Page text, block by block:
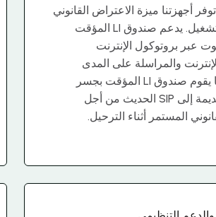
أجهزتنا ميزة الاعتراض القانوني
للتوصيل والتشغيل. يدعم صندوق LI المؤقت
عبر بروتوكول الإنترنت
والمراسلة على المدى
القصير، بينما يقوم صندوق LI المؤقت بجسر
الشبكات القديمة إلى SIP الحديث من أجل
المستمر أثناء الترحيل.